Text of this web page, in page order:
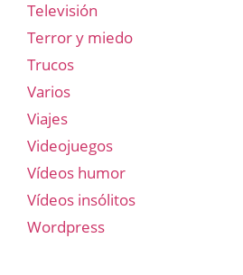
Televisión
Terror y miedo
Trucos
Varios
Viajes
Videojuegos
Vídeos humor
Vídeos insólitos
Wordpress